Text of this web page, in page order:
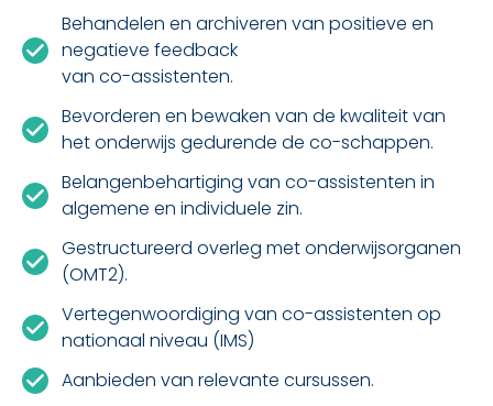
Behandelen en archiveren van positieve en
negatieve feedback
van co-assistenten.
Bevorderen en bewaken van de kwaliteit van
het onderwijs gedurende de co-schappen.
Belangenbehartiging van co-assistenten in
algemene en individuele zin.
Gestructureerd overleg met onderwijsorganen
(OMT2).
Vertegenwoordiging van co-assistenten op
nationaal niveau (IMS)
Aanbieden van relevante cursussen.